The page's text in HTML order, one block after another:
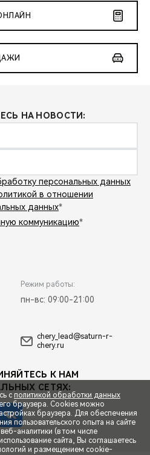
НА НОВОСТИ:
персональных данных
в отношении
данных*
коммуникацию*
Режим работы:
пн-вс: 09:00-21:00
chery_lead@saturn-r-
chery.ru
К НАМ
СЕТЯХ:
с политикой обработки данных
браузера. Cookies можно
браузера. Для обеспечения
пользовательского опыта на сайте
аналитики (в том числе
сайта, Вы соглашаетесь
и размещением cookie-